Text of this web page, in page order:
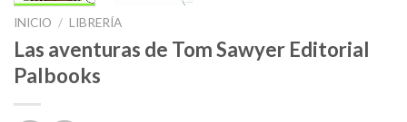
INICIO / LIBRERÍA
Las aventuras de Tom Sawyer Editorial
Palbooks